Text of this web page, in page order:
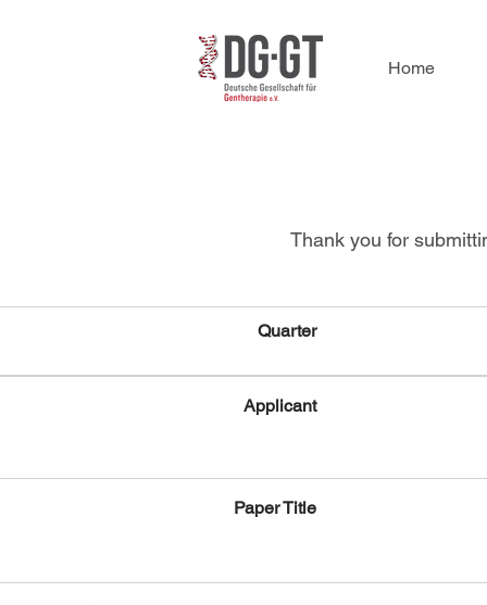
Home
Thank you for
Quarter
Applicant
Paper Title